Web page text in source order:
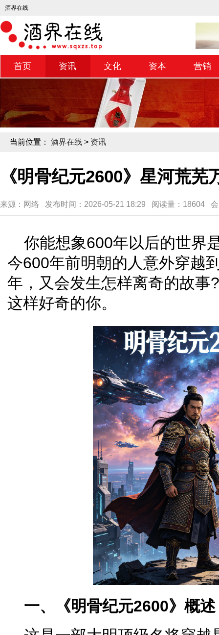
酒界在线
首页 资讯 文化 资本 营销
当前位置： 酒界在线 > 资讯
《明骨纪元2600》星河荒
来源：网络 发布时间：2026-05-21 18:29 阅读量：18604
你能想象600年以后的世界
今600年前明朝的人意外穿越
年，又会发生怎样离奇的故事
这样好奇的你。
一、《明骨纪元2600》概述